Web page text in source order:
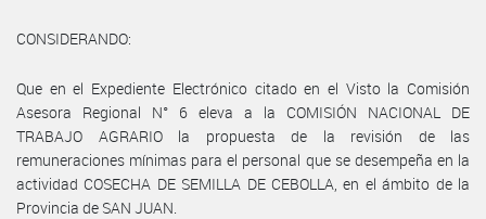
CONSIDERANDO:
Que en el Expediente Electrónico citado en el Visto la Comisión
Asesora Regional N° 6 eleva a la COMISIÓN NACIONAL DE
TRABAJO AGRARIO la propuesta de la revisión de las
remuneraciones mínimas para el personal que se desempeña en la
actividad COSECHA DE SEMILLA DE CEBOLLA, en el ámbito de la
Provincia de SAN JUAN.